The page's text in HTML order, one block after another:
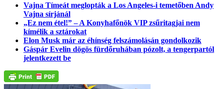
Vajna Tímeát meglopták a Los Angeles-i temetőben Andy
Vajna sírjánál
„Ez nem étel!” – A Konyhafőnök VIP zsűritagjai nem
kímélik a sztárokat
Elon Musk már az éhínség felszámolásán gondolkozik
Gáspár Evelin dögös fürdőruhában pózolt, a tengerpartól
jelentkezett be